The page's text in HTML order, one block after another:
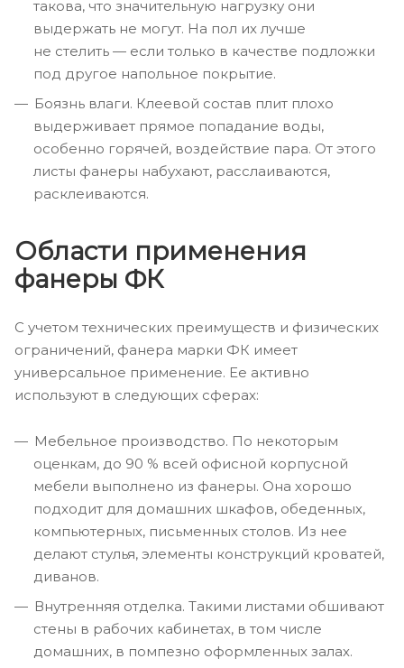
такова, что значительную нагрузку они
выдержать не могут. На пол их лучше
не стелить — если только в качестве подложки
под другое напольное покрытие.
Боязнь влаги. Клеевой состав плит плохо
выдерживает прямое попадание воды,
особенно горячей, воздействие пара. От этого
листы фанеры набухают, расслаиваются,
расклеиваются.
Области применения
фанеры ФК
С учетом технических преимуществ и физических
ограничений, фанера марки ФК имеет
универсальное применение. Ее активно
используют в следующих сферах:
Мебельное производство. По некоторым
оценкам, до 90 % всей офисной корпусной
мебели выполнено из фанеры. Она хорошо
подходит для домашних шкафов, обеденных,
компьютерных, письменных столов. Из нее
делают стулья, элементы конструкций кроватей,
диванов.
Внутренняя отделка. Такими листами обшивают
стены в рабочих кабинетах, в том числе
домашних, в помпезно оформленных залах.